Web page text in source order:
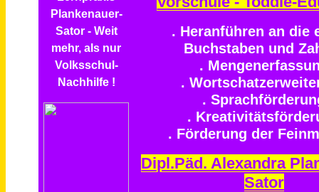
. Heranführen an die
Buchstaben und
.
.
.
.
. Förderung der
Dipl.Päd. Alexandra
Sator